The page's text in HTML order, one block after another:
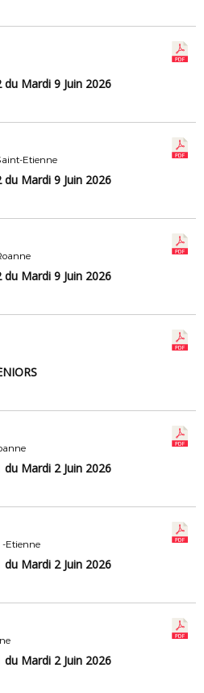
Mardi 9 Juin 2026
Etienne
Mardi 9 Juin 2026
Mardi 9 Juin 2026
Mardi 2 Juin 2026
Etienne
Mardi 2 Juin 2026
Mardi 2 Juin 2026